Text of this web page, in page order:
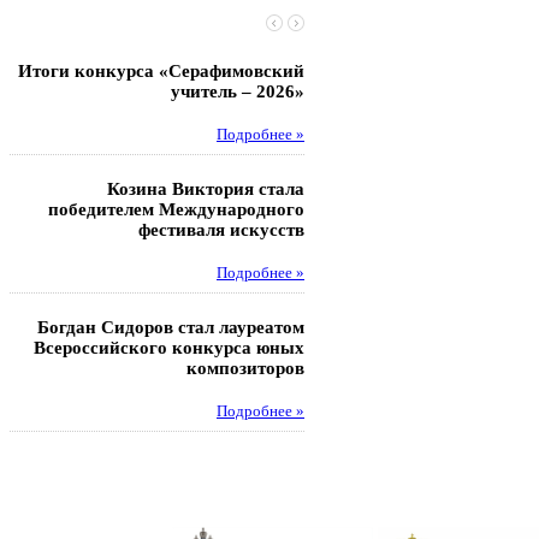
Итоги конкурса «Серафимовский
учитель – 2026»
Подробнее »
Козина Виктория стала
победителем Международного
фестиваля искусств
Подробнее »
Богдан Сидоров стал лауреатом
Всероссийского конкурса юных
композиторов
Подробнее »